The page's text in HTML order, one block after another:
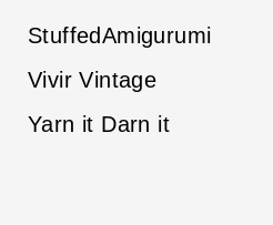
StuffedAmigurumi
Vivir Vintage
Yarn it Darn it